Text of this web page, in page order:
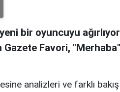
bir oyuncuyu
Gazete Favori,
analizleri ve farklı bakış